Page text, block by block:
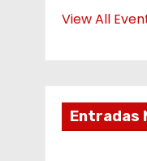
View All
Entradas